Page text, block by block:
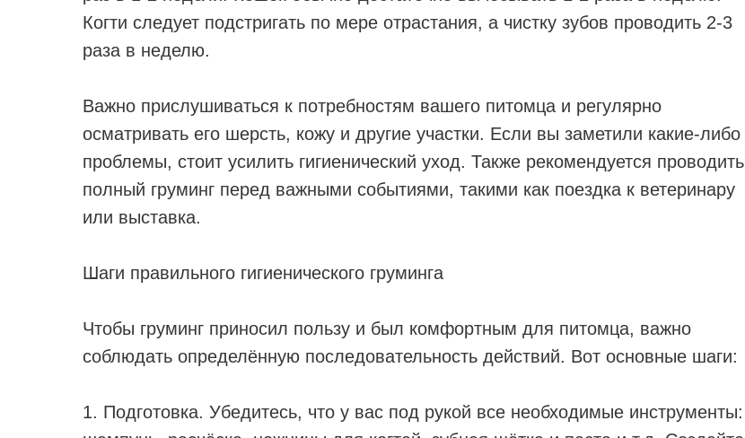
Когти следует подстригать по мере отрастания, а чистку зубов проводить 2-3
раза в неделю.
Важно прислушиваться к потребностям вашего питомца и регулярно
осматривать его шерсть, кожу и другие участки. Если вы заметили какие-либо
проблемы, стоит усилить гигиенический уход. Также рекомендуется проводить
полный груминг перед важными событиями, такими как поездка к ветеринару
или выставка.
Шаги правильного гигиенического груминга
Чтобы груминг приносил пользу и был комфортным для питомца, важно
соблюдать определённую последовательность действий. Вот основные шаги:
1. Подготовка. Убедитесь, что у вас под рукой все необходимые инструменты: